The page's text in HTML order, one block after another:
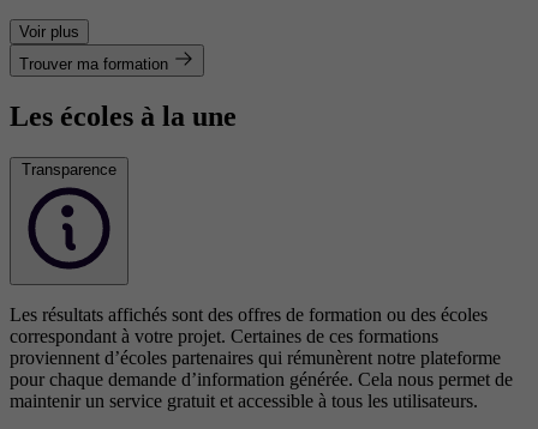
Voir plus
Trouver ma formation
Les écoles à la une
Transparence
Les résultats affichés sont des offres de formation ou des écoles
correspondant à votre projet. Certaines de ces formations
proviennent d’écoles partenaires qui rémunèrent notre plateforme
pour chaque demande d’information générée. Cela nous permet de
maintenir un service gratuit et accessible à tous les utilisateurs.